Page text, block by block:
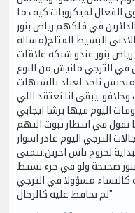
الفعال لميكروبات كيف ما
في فلكهم رياض بنور
البسيط المتاح(مسالة
بنور عندو شبكة علاقات
في الترجي.مانيش من النوع
ناخذ لعباد بالشبهات
يبقى انا نعتقد اللي
اليوم فيها برشا ايجابي
نقول في انتظار ثبوت التهم
الترجي اليوم غادر اسوار
لخروج ناس اخرين.نتمنى
صحيحة ولو في جزء بسيط
مسؤولا في الترجي
لم نحافظ عليه كالرجال"